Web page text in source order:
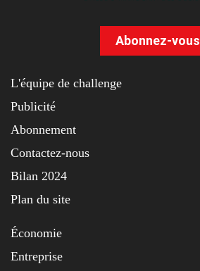
Abonnez-vous
L'équipe de challenge
Publicité
Abonnement
Contactez-nous
Bilan 2024
Plan du site
Économie
Entreprise